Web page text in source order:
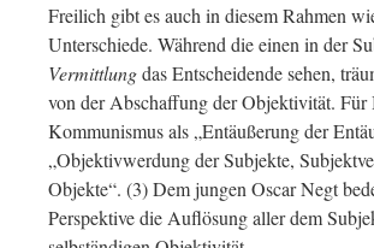
Freilich gibt es auch in diesem Rahmen
Unterschiede. Während die einen in der
Vermittlungdas Entscheidende sehen,
von der Abschaffung der Objektivität. Für
Kommunismus als „Entäußerung der
„Objektivwerdung der Subjekte,
Objekte“. (3) Dem jungen Oscar Negt
Perspektive die Auflösung aller dem